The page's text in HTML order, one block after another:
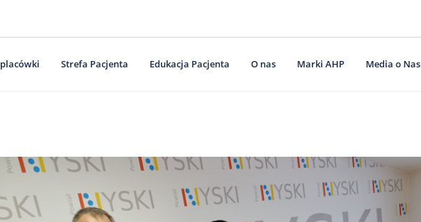
Strefa Pacjenta Edukacja Pacjenta O nas Marki AHP Media o Nas